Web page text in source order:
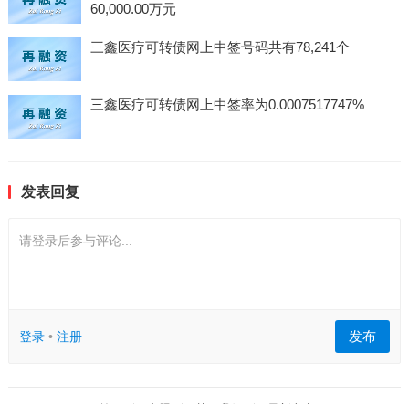
60,000.00万元
三鑫医疗可转债网上中签号码共有78,241个
三鑫医疗可转债网上中签率为0.0007517747%
发表回复
请登录后参与评论...
登录• 注册 发布